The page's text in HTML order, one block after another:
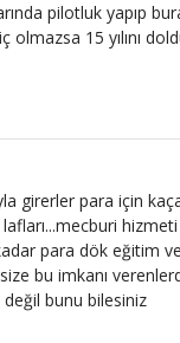
pilotluk yapıp
olmazsa 15 yılını
girerler para için
hizmeti
para dök eğitim
bu imkanı
bunu bilesiniz